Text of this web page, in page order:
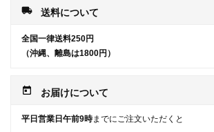
local_shipping 送料について
全国一律送料250円
（沖縄、離島は1800円）
today お届けについて
平日営業日午前9時までにご注文いただくと